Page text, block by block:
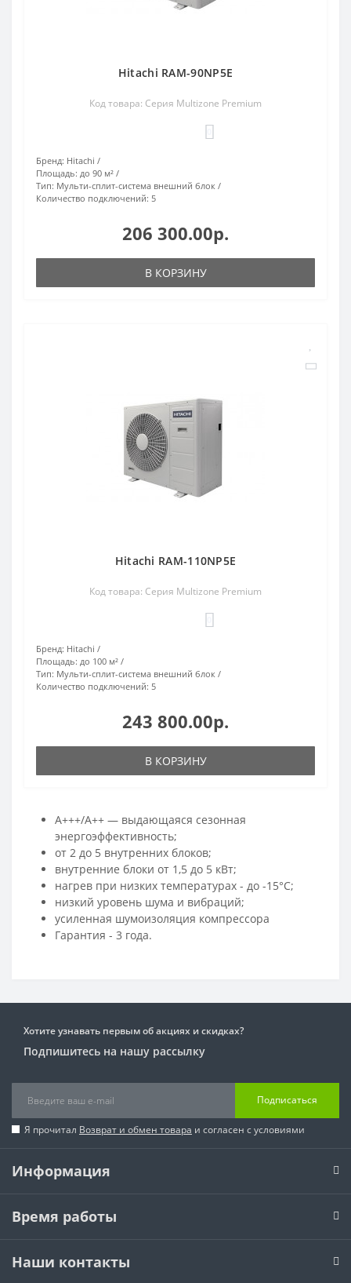
Hitachi RAM-90NP5E
Код товара: Серия Multizone Premium
Бренд: Hitachi
Площадь: до 90 м²
Тип: Мульти-сплит-система внешний блок
Количество подключений: 5
206 300.00р.
В КОРЗИНУ
Hitachi RAM-110NP5E
Код товара: Серия Multizone Premium
Бренд: Hitachi
Площадь: до 100 м²
Тип: Мульти-сплит-система внешний блок
Количество подключений: 5
243 800.00р.
В КОРЗИНУ
A+++/A++ — выдающаяся сезонная
энергоэффективность;
от 2 до 5 внутренних блоков;
внутренние блоки от 1,5 до 5 кВт;
нагрев при низких температурах - до -15°С;
низкий уровень шума и вибраций;
усиленная шумоизоляция компрессора
Гарантия - 3 года.
Хотите узнавать первым об акциях и скидках?
Подпишитесь на нашу рассылку
Подписаться
Я прочитал Возврат и обмен товара и согласен с условиями
Информация
Время работы
Наши контакты